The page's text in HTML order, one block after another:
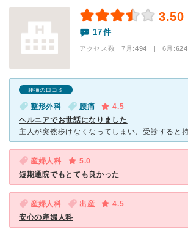
3.50
17件
アクセス数 7月:494 | 6月:624
腰痛の口コミ
整形外科 腰痛
4.5
ヘルニアでお世話になりました
産婦人科
5.0
短期通院でもとても良かった
産婦人科 出産
4.5
安心の産婦人科